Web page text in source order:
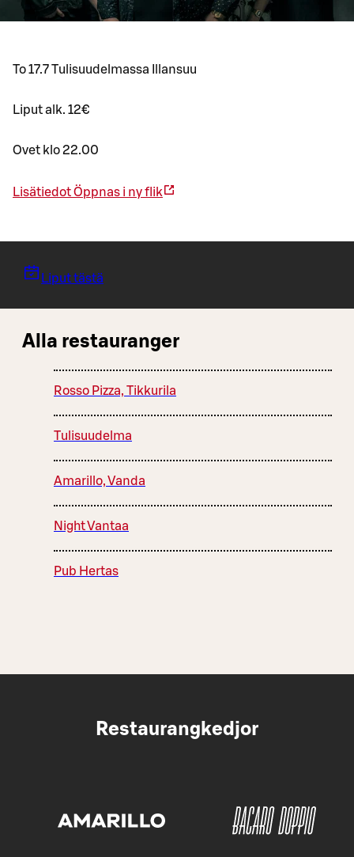
To 17.7 Tulisuudelmassa Illansuu
Liput alk. 12€
Ovet klo 22.00
LisätiedotÖppnas i ny flik
Liput tästä
Alla restauranger
Rosso Pizza, Tikkurila
Tulisuudelma
Amarillo, Vanda
Night Vantaa
Pub Hertas
Restaurangkedjor